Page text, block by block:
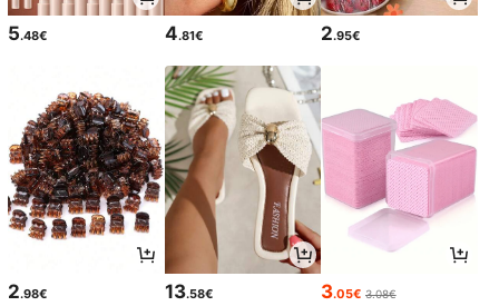
5.48€ 4.81€ 2.95€
2.98€ 13.58€ 3.05€ 3.08€